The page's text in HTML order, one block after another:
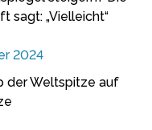
sagt: „Vielleicht“
2024
der Weltspitze auf